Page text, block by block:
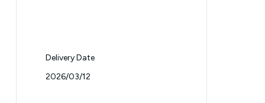
Delivery Date
2026/03/12